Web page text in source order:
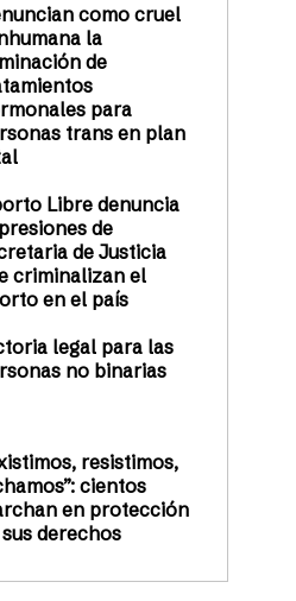
como cruel
la
de
para
trans en plan
Libre denuncia
de
de Justicia
criminalizan el
en el país
legal para las
no binarias
resistimos,
cientos
en protección
derechos